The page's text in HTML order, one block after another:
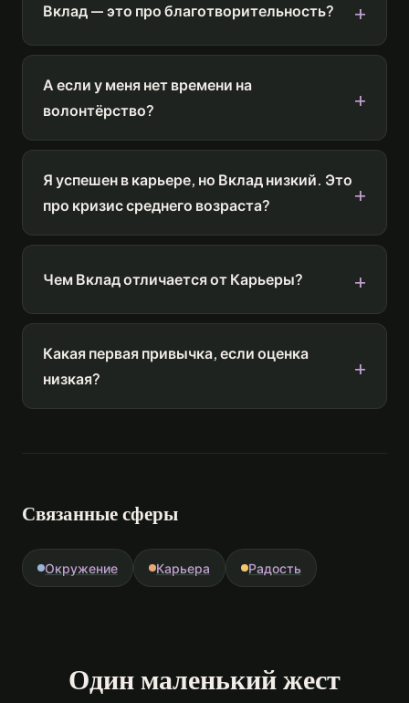
Вклад — это про благотворительность?
А если у меня нет времени на
волонтёрство?
Я успешен в карьере, но Вклад низкий. Это
про кризис среднего возраста?
Чем Вклад отличается от Карьеры?
Какая первая привычка, если оценка
низкая?
Связанные сферы
Окружение Карьера Радость
Один маленький жест